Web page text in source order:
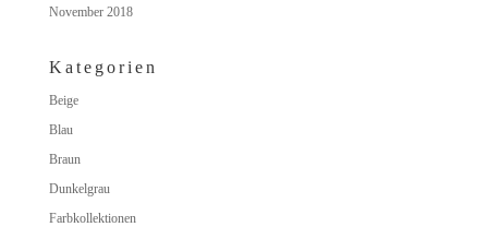
November 2018
Kategorien
Beige
Blau
Braun
Dunkelgrau
Farbkollektionen